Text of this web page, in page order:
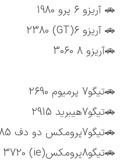
🚗 آریزو 6 پرو 1980
🚗 آریزو 6(GT) 2380
🚗آریزو 8 3060
🚗تیگو7 پرمیوم 2690
🚗تیگو7هیبرید 2915
🚗تیگو7پرومکس دو دف 3185
🚗تیگو8پرومکس(ie) 3720